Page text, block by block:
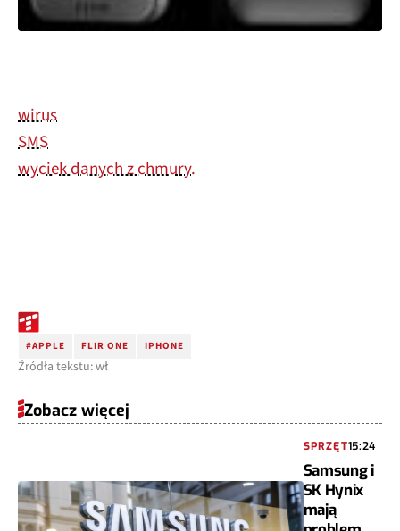
wirus
SMS
wyciek danych z chmury.
#APPLE FLIR ONE IPHONE
Źródła tekstu: wł
Zobacz więcej
SPRZĘT15:24
Samsung i
SK Hynix
mają